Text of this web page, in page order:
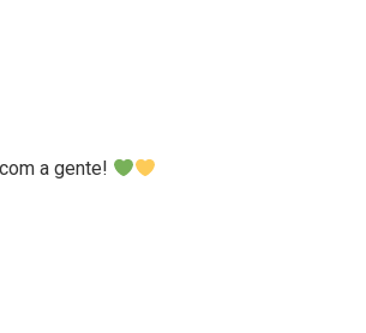
a gente!